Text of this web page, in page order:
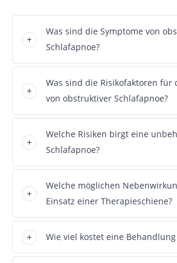
Was sind die Symptome von
Schlafapnoe?
Was sind die Risikofaktoren für
von obstruktiver Schlafapnoe?
Welche Risiken birgt eine
Schlafapnoe?
Welche möglichen
Einsatz einer Therapieschiene?
Wie viel kostet eine Behandlung